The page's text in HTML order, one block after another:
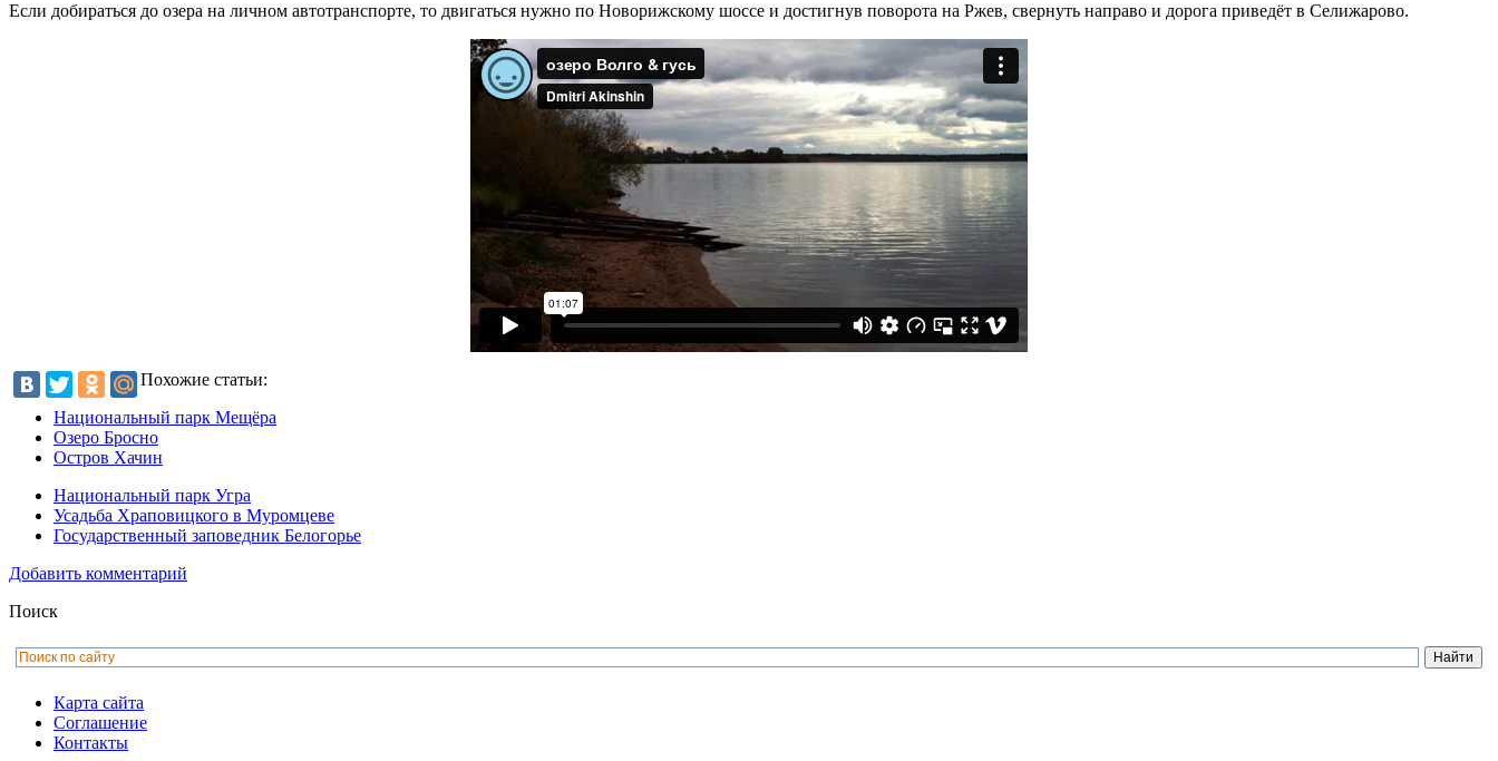
Если добираться до озера на личном автотранспорте, то двигаться нужно по Новорижскому шоссе и достигнув поворота на Ржев, свернуть направо и дорога приведёт в Селижарово.
Похожие статьи:
Национальный парк Мещёра
Озеро Бросно
Остров Хачин
Национальный парк Угра
Усадьба Храповицкого в Муромцеве
Государственный заповедник Белогорье
Добавить комментарий
Поиск
Карта сайта
Соглашение
Контакты